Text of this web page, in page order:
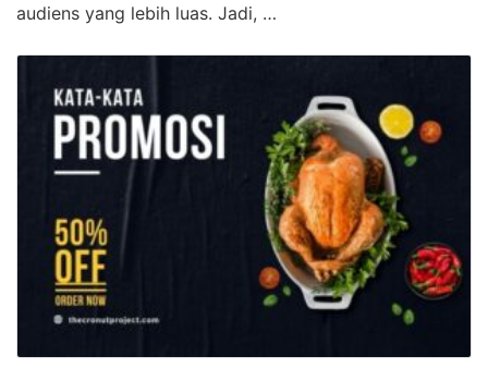
audiens yang lebih luas. Jadi, …